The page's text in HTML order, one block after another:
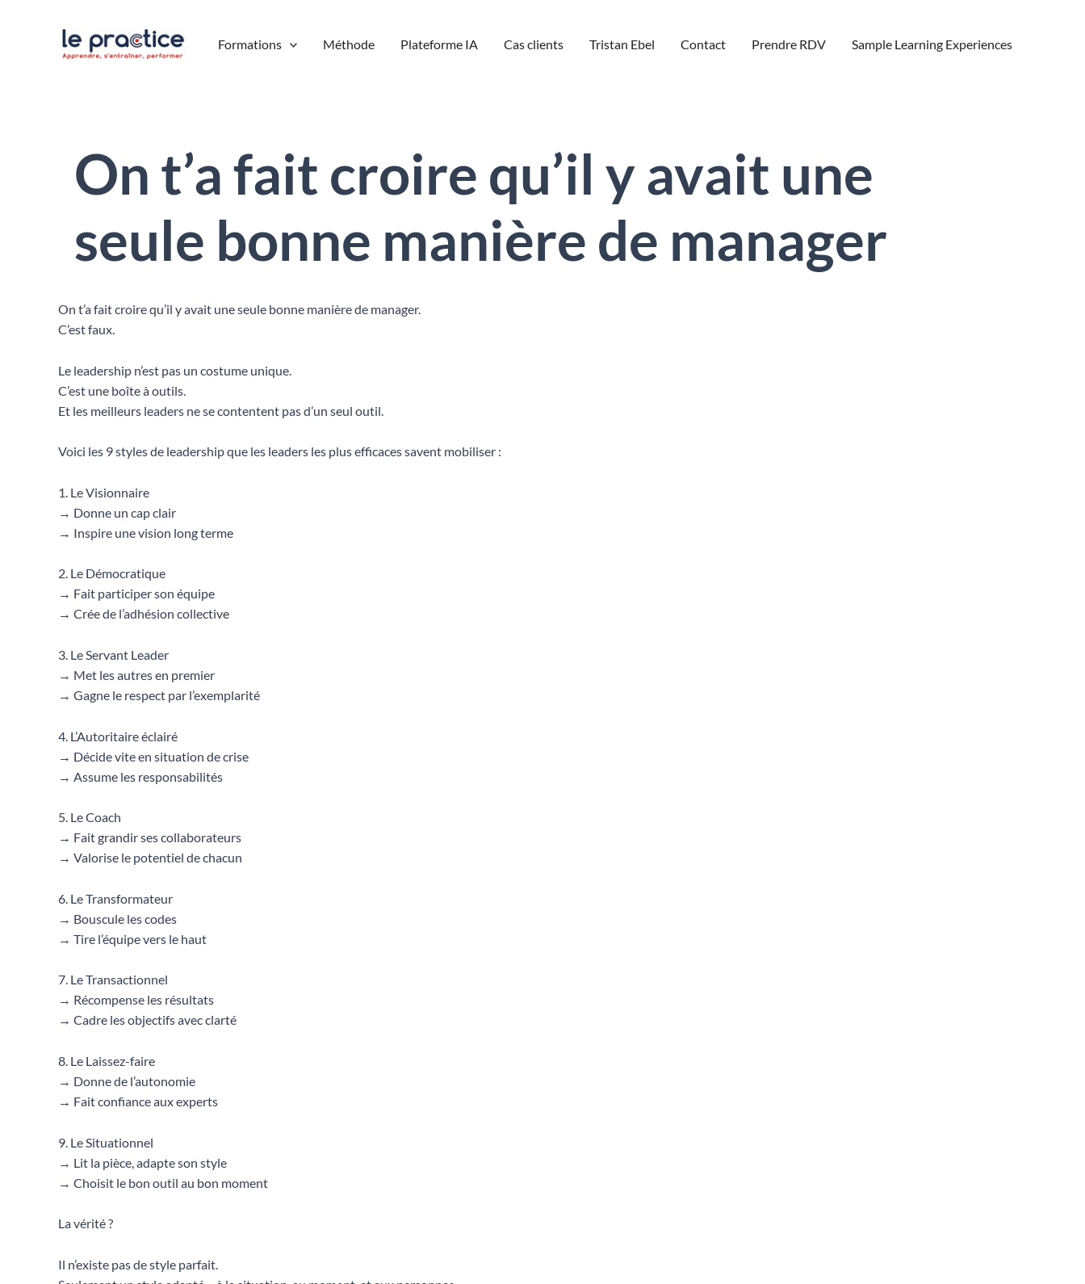
Formations Méthode Plateforme IA Cas clients Tristan Ebel Contact Prendre RDV Sample Learning Experiences
On t’a fait croire qu’il y avait une
seule bonne manière de manager
On t’a fait croire qu’il y avait une seule bonne manière de manager.
C’est faux.
Le leadership n’est pas un costume unique.
C’est une boîte à outils.
Et les meilleurs leaders ne se contentent pas d’un seul outil.
Voici les 9 styles de leadership que les leaders les plus efficaces savent mobiliser :
1. Le Visionnaire
→ Donne un cap clair
→ Inspire une vision long terme
2. Le Démocratique
→ Fait participer son équipe
→ Crée de l’adhésion collective
3. Le Servant Leader
→ Met les autres en premier
→ Gagne le respect par l’exemplarité
4. L’Autoritaire éclairé
→ Décide vite en situation de crise
→ Assume les responsabilités
5. Le Coach
→ Fait grandir ses collaborateurs
→ Valorise le potentiel de chacun
6. Le Transformateur
→ Bouscule les codes
→ Tire l’équipe vers le haut
7. Le Transactionnel
→ Récompense les résultats
→ Cadre les objectifs avec clarté
8. Le Laissez-faire
→ Donne de l’autonomie
→ Fait confiance aux experts
9. Le Situationnel
→ Lit la pièce, adapte son style
→ Choisit le bon outil au bon moment
La vérité ?
Il n’existe pas de style parfait.